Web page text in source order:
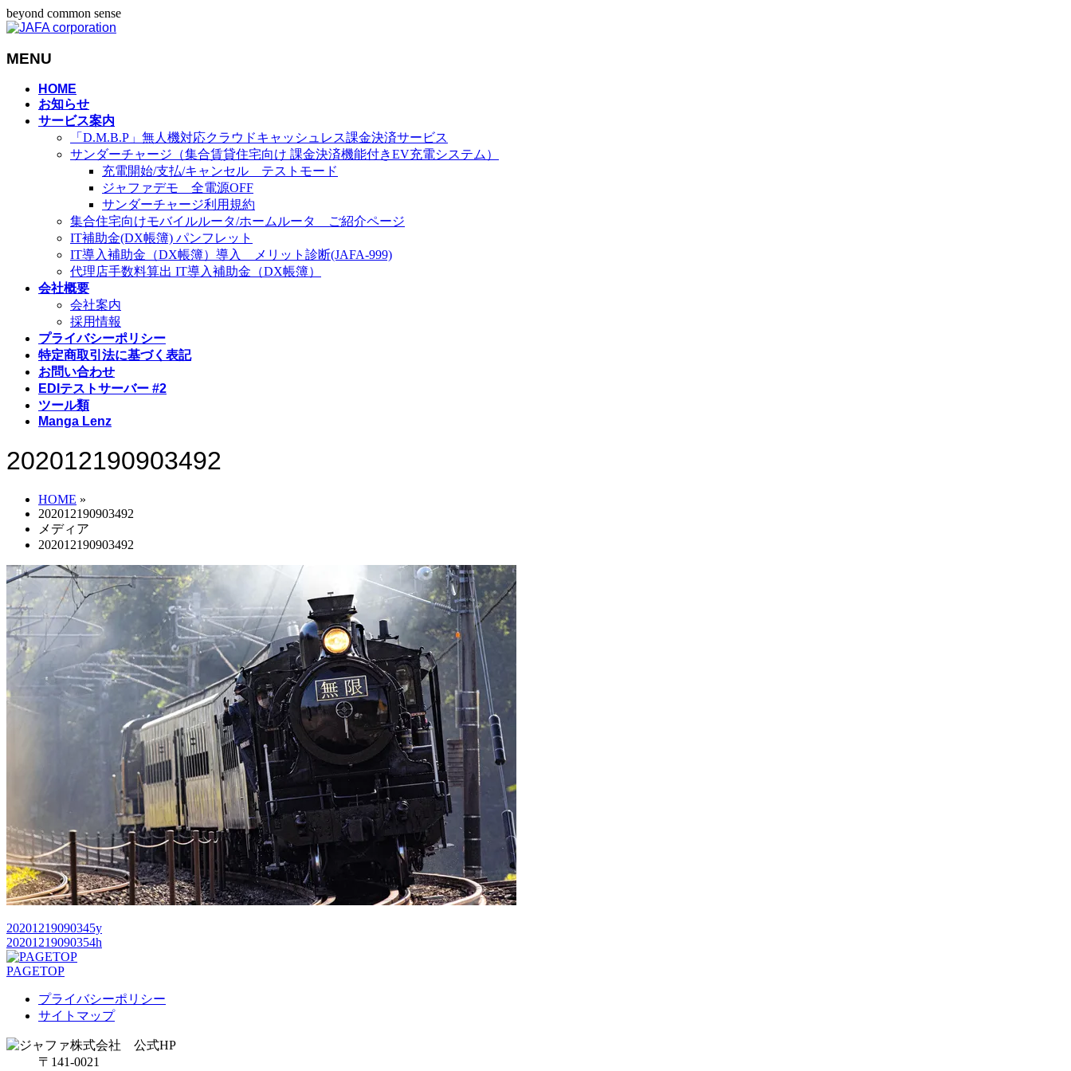
beyond common sense
MENU
HOME
お知らせ
サービス案内
「D.M.B.P」無人機対応クラウドキャッシュレス課金決済サービス
サンダーチャージ（集合賃貸住宅向け 課金決済機能付きEV充電システム）
充電開始/支払/キャンセル テストモード
ジャファデモ 全電源OFF
サンダーチャージ利用規約
集合住宅向けモバイルルータ/ホームルータ ご紹介ページ
IT補助金(DX帳簿) パンフレット
IT導入補助金（DX帳簿）導入 メリット診断(JAFA-999)
代理店手数料算出 IT導入補助金（DX帳簿）
会社概要
会社案内
採用情報
プライバシーポリシー
特定商取引法に基づく表記
お問い合わせ
EDIテストサーバー #2
ツール類
Manga Lenz
202012190903492
HOME »
202012190903492
メディア
202012190903492
20201219090345y
20201219090354h
PAGETOP
プライバシーポリシー
サイトマップ
〒141-0021